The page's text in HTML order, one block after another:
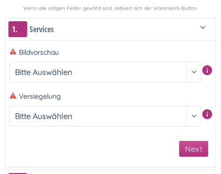
Wenn alle nötigen Felder gewählt sind, aktiviert sich der Warenkorb-Button.
1. Services
Bildvorschau
Versiegelung
Next